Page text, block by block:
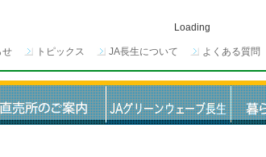
Loading
せ トピックス JA長生について よくある質問